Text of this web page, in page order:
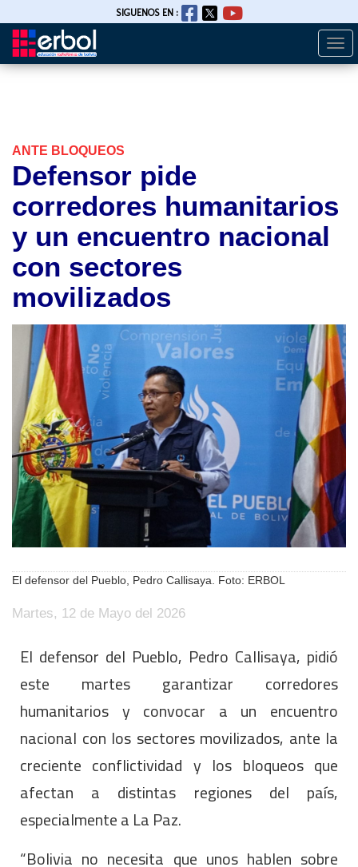
Pasar
SIGUENOS EN :
ANTE BLOQUEOS
Defensor pide
corredores humanitarios
y un encuentro nacional
con sectores
movilizados
El defensor del Pueblo, Pedro Callisaya. Foto: ERBOL
Martes, 12 de Mayo del 2026
El defensor del Pueblo, Pedro Callisaya, pidió
este martes garantizar corredores
humanitarios y convocar a un encuentro
nacional con los sectores movilizados, ante la
creciente conflictividad y los bloqueos que
afectan a distintas regiones del país,
especialmente a La Paz.
“Bolivia no necesita que unos hablen sobre